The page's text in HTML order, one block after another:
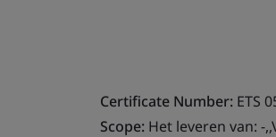
Certificate Number: ETS
Scope: Het leveren van: -